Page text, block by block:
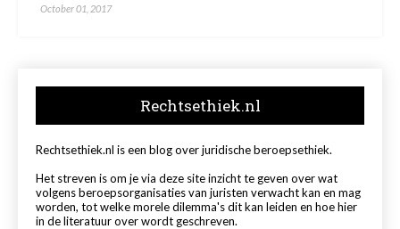
October 01, 2017
Rechtsethiek.nl
Rechtsethiek.nl is een blog over juridische beroepsethiek.
Het streven is om je via deze site inzicht te geven over wat
volgens beroepsorganisaties van juristen verwacht kan en mag
worden, tot welke morele dilemma's dit kan leiden en hoe hier
in de literatuur over wordt geschreven.